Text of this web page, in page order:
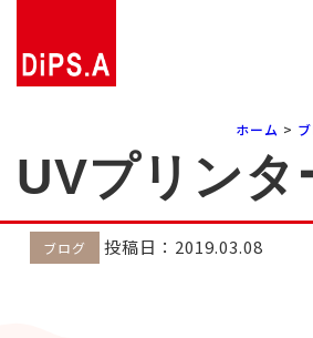
ホーム >
UVプリンタ
ブログ 投稿日：2019.03.08